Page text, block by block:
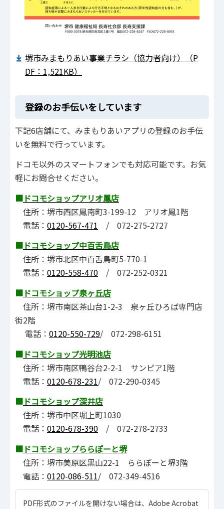
堺市みまもりあい事業チラシ（協力者向け）（P
DF：1,521KB）
登録のお手伝いをしています
下記6店舗にて、みまもりあいアプリの登録のお手伝
いを無料で行っています。
ドコモ以外のスマートフォンでも対応可能です。お気
軽にお問合せください。
■ドコモショップアリオ鳳店
住所：堺市西区鳳南町3-199-12 アリオ鳳1階
電話： 0120-567-471 / 072-275-2727
■ドコモショップ中百舌鳥店
住所：堺市北区中百舌鳥町5-770-1
電話： 0120-558-470 / 072-252-0321
■ドコモショップ泉ヶ丘店
住所：堺市南区茶山台1-2-3 泉ヶ丘ひろば専門店
街2階
電話： 0120-550-729/ 072-298-6151
■ドコモショップ光明池店
住所：堺市南区鴨谷台2-2-1 サンピア1階
電話： 0120-678-231/ 072-290-0345
■ドコモショップ深井店
住所：堺市中区堀上町1030
電話： 0120-678-390 / 072-278-2733
■ドコモショップららぽーと堺
住所：堺市美原区黒山22-1 ららぽーと堺3階
電話： 0120-086-511/ 072-349-4516
PDF形式のファイルを開けない場合は、Adobe Acrobat